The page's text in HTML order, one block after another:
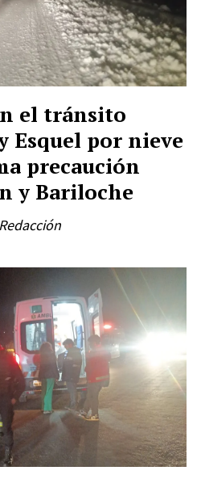
el tránsito
Esquel por nieve
precaución
y Bariloche
Redacción